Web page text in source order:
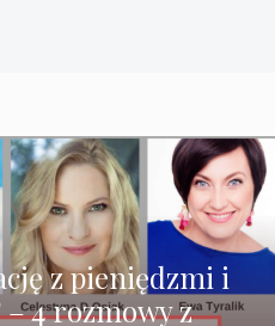
z pieniędzmi i
4 rozmowy z